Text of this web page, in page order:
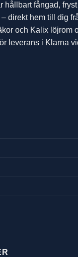
hållbart fångad,
direkt hem till dig
och Kalix löjrom
leverans i Klarna